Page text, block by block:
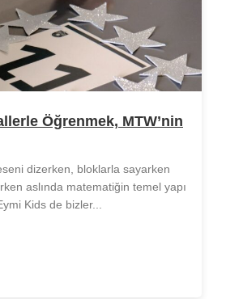
Öğrenmek, MTW’nin
dizerken, bloklarla sayarken
aslında matematiğin temel yapı
Kids de bizler...